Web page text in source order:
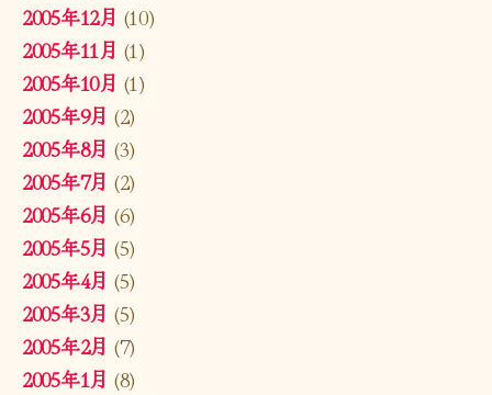
2005年12月 (10)
2005年11月 (1)
2005年10月 (1)
2005年9月 (2)
2005年8月 (3)
2005年7月 (2)
2005年6月 (6)
2005年5月 (5)
2005年4月 (5)
2005年3月 (5)
2005年2月 (7)
2005年1月 (8)